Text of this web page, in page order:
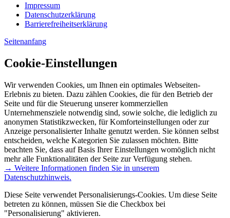
Impressum
Datenschutzerklärung
Barrierefreiheitserklärung
Seitenanfang
Cookie-Einstellungen
Wir verwenden Cookies, um Ihnen ein optimales Webseiten-
Erlebnis zu bieten. Dazu zählen Cookies, die für den Betrieb der
Seite und für die Steuerung unserer kommerziellen
Unternehmensziele notwendig sind, sowie solche, die lediglich zu
anonymen Statistikzwecken, für Komforteinstellungen oder zur
Anzeige personalisierter Inhalte genutzt werden. Sie können selbst
entscheiden, welche Kategorien Sie zulassen möchten. Bitte
beachten Sie, dass auf Basis Ihrer Einstellungen womöglich nicht
mehr alle Funktionalitäten der Seite zur Verfügung stehen.
→ Weitere Informationen finden Sie in unserem
Datenschutzhinweis.
Diese Seite verwendet Personalisierungs-Cookies. Um diese Seite
betreten zu können, müssen Sie die Checkbox bei
"Personalisierung" aktivieren.